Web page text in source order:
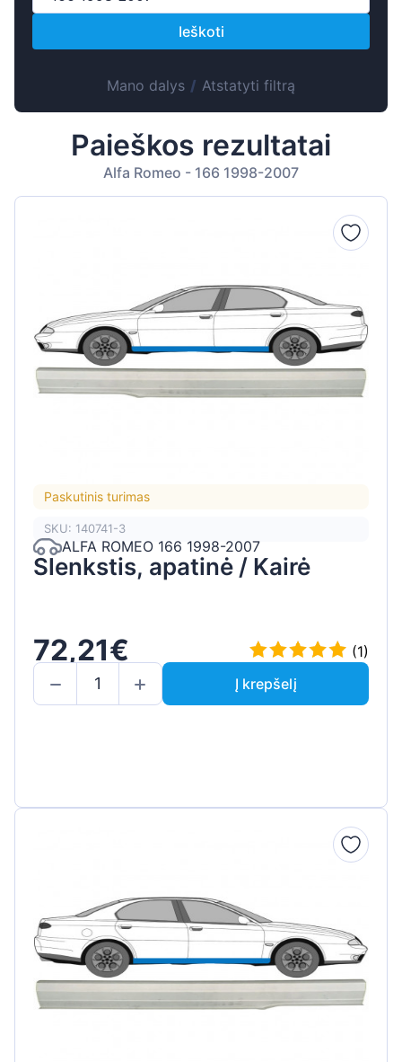
Magyar
Português
Latvian
Ieškoti
Mano dalys / Atstatyti filtrą
Paieškos rezultatai
Alfa Romeo - 166 1998-2007
Paskutinis turimas
SKU: 140741-3
ALFA ROMEO 166 1998-2007
Slenkstis, apatinė / Kairė
72,21€
(1)
Į krepšelį